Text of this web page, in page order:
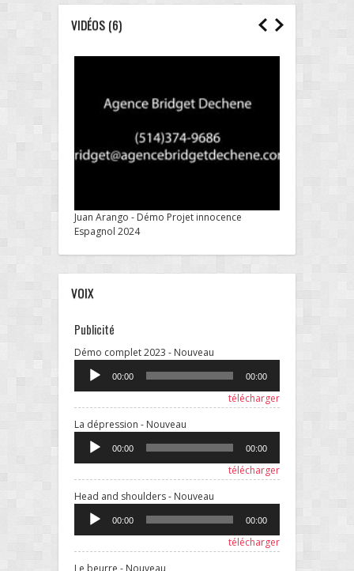
VIDÉOS (6)
Juan Arango - Démo Projet innocence
Espagnol 2024
VOIX
Publicité
Démo complet 2023 - Nouveau
00:00 00:00
télécharger
La dépression - Nouveau
00:00 00:00
télécharger
Head and shoulders - Nouveau
00:00 00:00
télécharger
Le beurre - Nouveau